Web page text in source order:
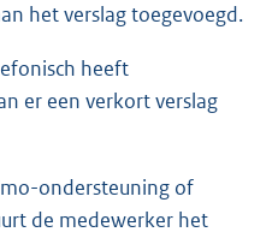
het verslag toegevoegd.
heeft
er een verkort verslag
ondersteuning of
de medewerker het